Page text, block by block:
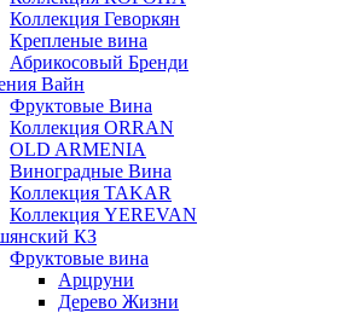
Коллекция Геворкян
Крепленые вина
Абрикосовый Бренди
Вайн
Фруктовые Вина
Коллекция ORRAN
OLD ARMENIA
Виноградные Вина
Коллекция TAKAR
Коллекция YEREVAN
КЗ
Фруктовые вина
Арцруни
Дерево Жизни